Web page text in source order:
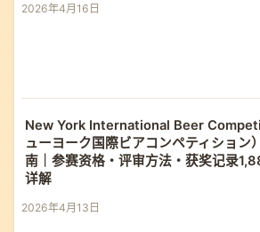
2026年4月16日
New York International Beer
ューヨーク国際ビアコンペティション
南｜参赛资格・评审方法・获奖记录
详解
2026年4月13日